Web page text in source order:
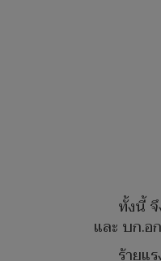
ทั้งนี้
และ บก.อ
ร้ายแ